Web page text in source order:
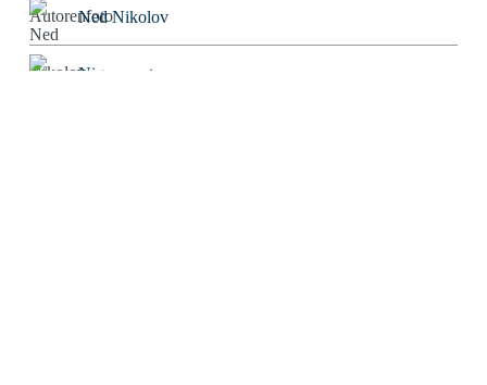
Ned Nikolov
Nigromontanus